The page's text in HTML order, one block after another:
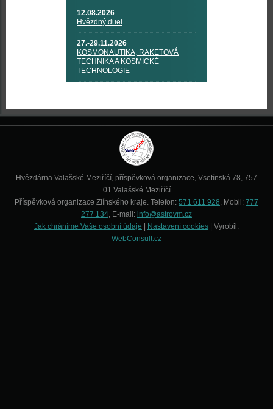
12.08.2026
Hvězdný duel
27.-29.11.2026
KOSMONAUTIKA, RAKETOVÁ
TECHNIKA A KOSMICKÉ
TECHNOLOGIE
Hvězdárna Valašské Meziříčí, příspěvková organizace, Vsetínská 78, 757
01 Valašské Meziříčí
Příspěvková organizace Zlínského kraje. Telefon: 571 611 928, Mobil: 777
277 134, E-mail: info@astrovm.cz
Jak chráníme Vaše osobní údaje
Nastavení cookies | Vyrobil:
WebConsult.cz